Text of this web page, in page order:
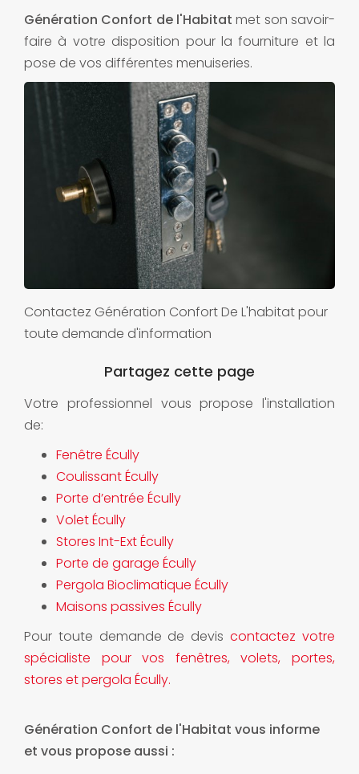
Génération Confort de l'Habitat met son savoir-
faire à votre disposition pour la fourniture et la
pose de vos différentes menuiseries.
Contactez Génération Confort De L'habitat pour
toute demande d'information
Votre professionnel vous propose l'installation
de:
Fenêtre Écully
Coulissant Écully
Porte d’entrée Écully
Volet Écully
Stores Int-Ext Écully
Porte de garage Écully
Pergola Bioclimatique Écully
Maisons passives Écully
Pour toute demande de deviscontactez votre
spécialiste pour vos fenêtres, volets, portes,
stores et pergola Écully.
Génération Confort de l'Habitat vous informe
et vous propose aussi :